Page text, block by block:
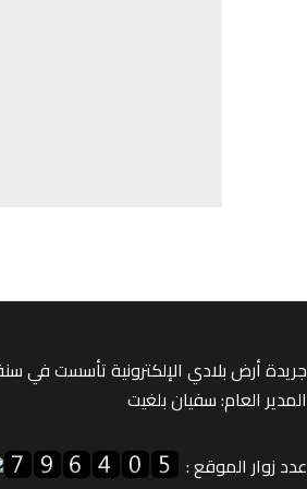
جريدة أرض بلادي الإلكترونية تأسست في سنة
المدير العام: سفيان بلغيت
عدد زوار الموقع :